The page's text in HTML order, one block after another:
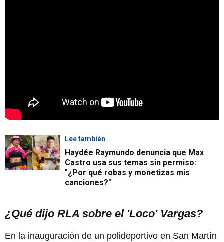
Lee también
Haydée Raymundo denuncia que Max
Castro usa sus temas sin permiso:
"¿Por qué robas y monetizas mis
canciones?"
¿Qué dijo RLA sobre el 'Loco' Vargas?
En la inauguración de un polideportivo en San Martín